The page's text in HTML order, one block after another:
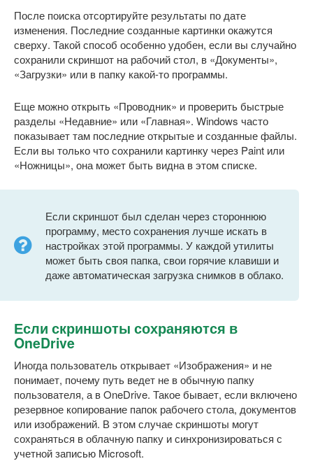
После поиска отсортируйте результаты по дате
изменения. Последние созданные картинки окажутся
сверху. Такой способ особенно удобен, если вы случайно
сохранили скриншот на рабочий стол, в «Документы»,
«Загрузки» или в папку какой-то программы.
Еще можно открыть «Проводник» и проверить быстрые
разделы «Недавние» или «Главная». Windows часто
показывает там последние открытые и созданные файлы.
Если вы только что сохранили картинку через Paint или
«Ножницы», она может быть видна в этом списке.
Если скриншот был сделан через стороннюю
программу, место сохранения лучше искать в
настройках этой программы. У каждой утилиты
может быть своя папка, свои горячие клавиши и
даже автоматическая загрузка снимков в облако.
Если скриншоты сохраняются в
OneDrive
Иногда пользователь открывает «Изображения» и не
понимает, почему путь ведет не в обычную папку
пользователя, а в OneDrive. Такое бывает, если включено
резервное копирование папок рабочего стола, документов
или изображений. В этом случае скриншоты могут
сохраняться в облачную папку и синхронизироваться с
учетной записью Microsoft.